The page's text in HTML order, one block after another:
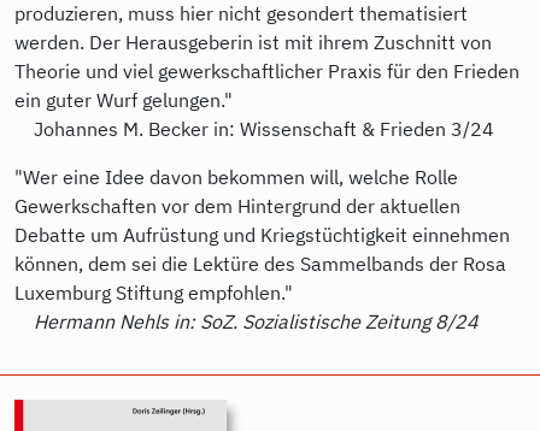
produzieren, muss hier nicht gesondert thematisiert
werden. Der Herausgeberin ist mit ihrem Zuschnitt von
Theorie und viel gewerkschaftlicher Praxis für den Frieden
ein guter Wurf gelungen."
Johannes M. Becker in: Wissenschaft & Frieden 3/24
"Wer eine Idee davon bekommen will, welche Rolle
Gewerkschaften vor dem Hintergrund der aktuellen
Debatte um Aufrüstung und Kriegstüchtigkeit einnehmen
können, dem sei die Lektüre des Sammelbands der Rosa
Luxemburg Stiftung empfohlen."
Hermann Nehls in: SoZ. Sozialistische Zeitung 8/24